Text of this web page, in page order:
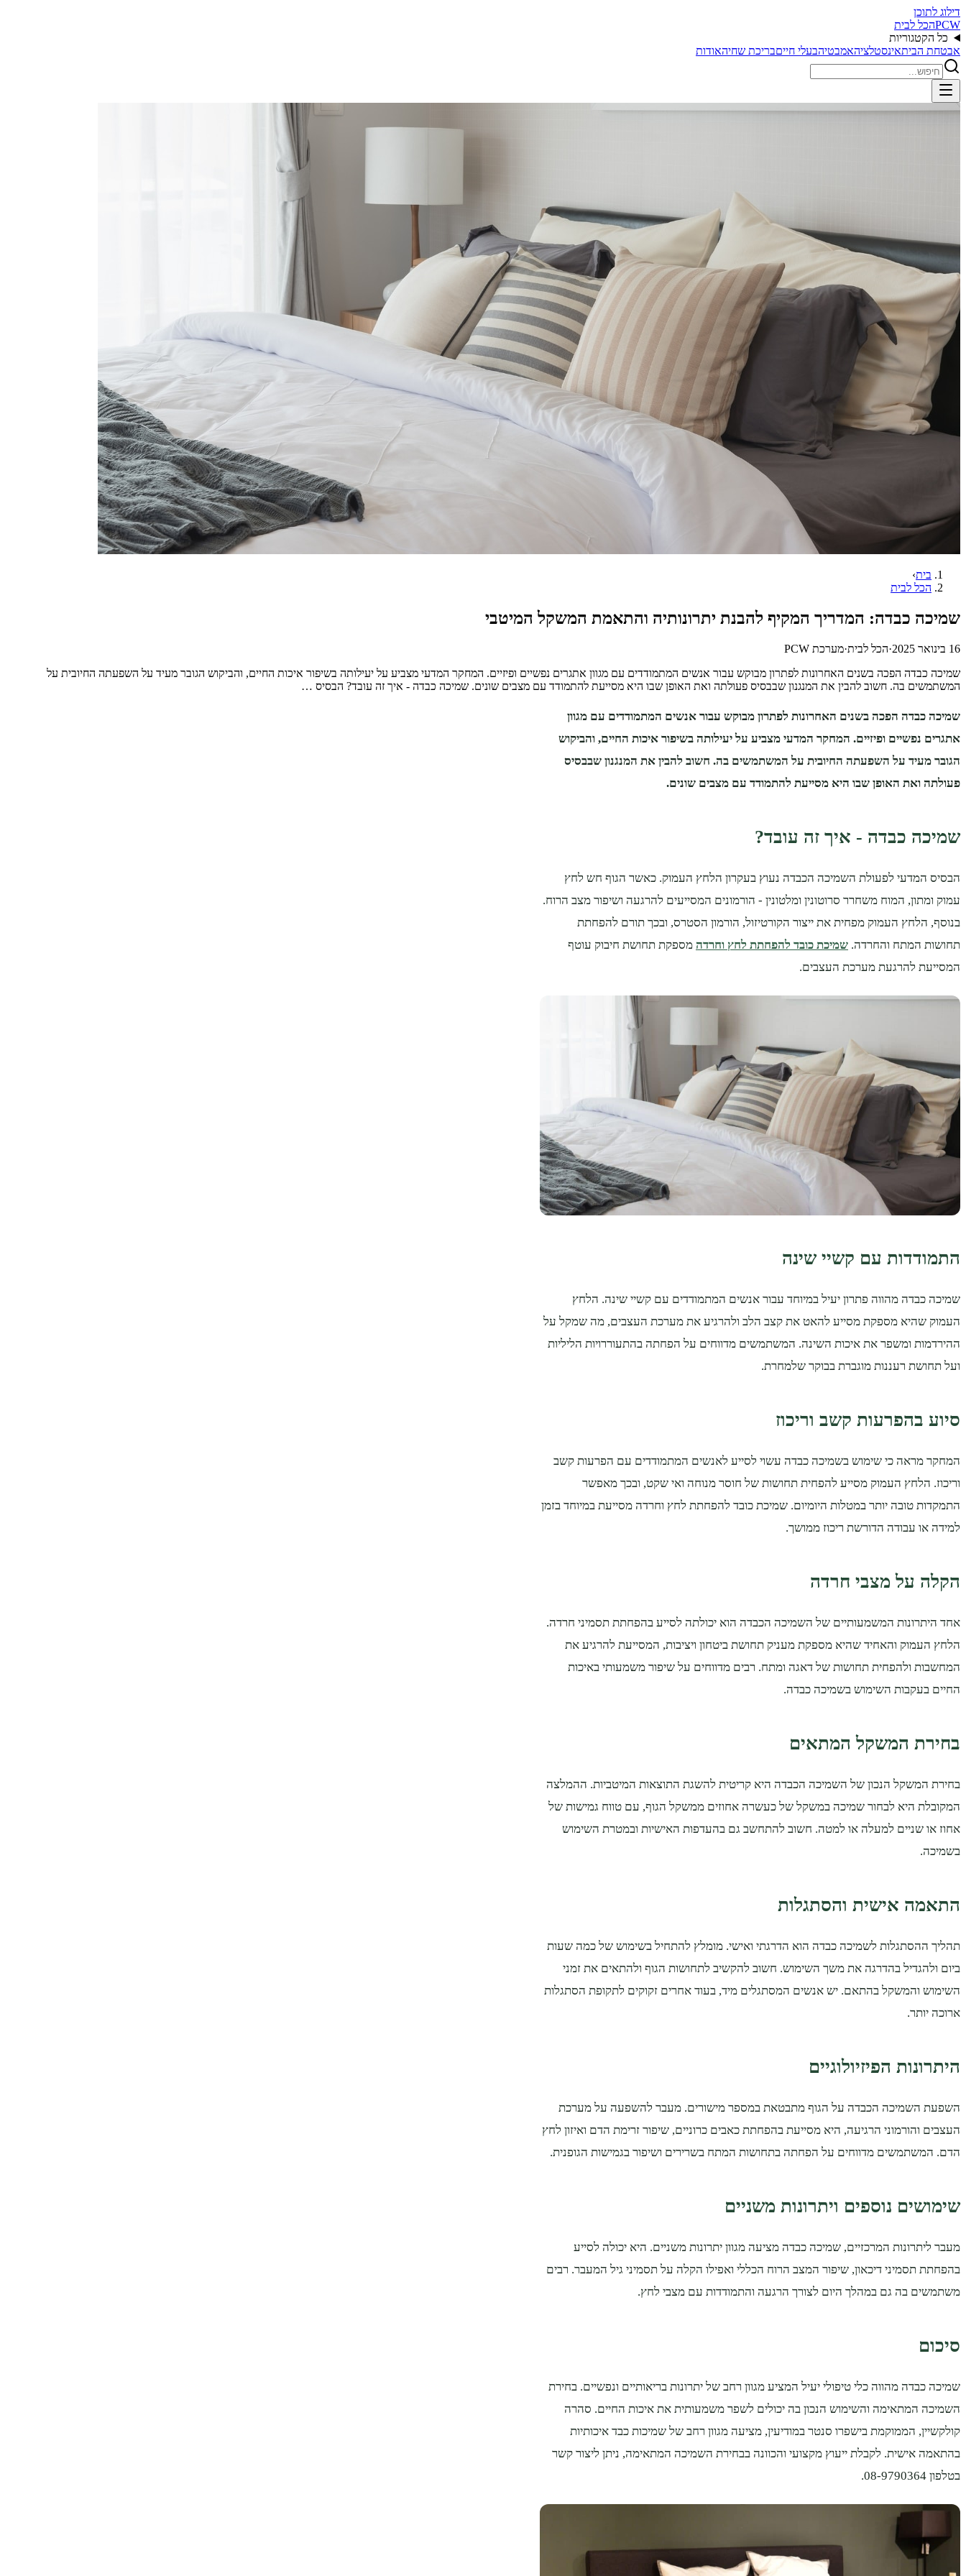
דילוג לתוכן
PCWהכל לבית
כל הקטגוריות
אבטחת הביתאינסטלציהאמבטיהבעלי חייםבריכת שחיהאודות
בית›
הכל לבית
שמיכה כבדה: המדריך המקיף להבנת יתרונותיה והתאמת המשקל המיטבי
16 בינואר 2025 ·הכל לבית·מערכת PCW
שמיכה כבדה הפכה בשנים האחרונות לפתרון מבוקש עבור אנשים המתמודדים עם מגוון אתגרים נפשיים ופיזיים. המחקר המדעי מצביע על יעילותה בשיפור איכות החיים, והביקוש הגובר מעיד על השפעתה החיובית על
המשתמשים בה. חשוב להבין את המנגנון שבבסיס פעולתה ואת האופן שבו היא מסייעת להתמודד עם מצבים שונים. שמיכה כבדה - איך זה עובד? הבסיס …
שמיכה כבדה הפכה בשנים האחרונות לפתרון מבוקש עבור אנשים המתמודדים עם מגוון
אתגרים נפשיים ופיזיים. המחקר המדעי מצביע על יעילותה בשיפור איכות החיים, והביקוש
הגובר מעיד על השפעתה החיובית על המשתמשים בה. חשוב להבין את המנגנון שבבסיס
פעולתה ואת האופן שבו היא מסייעת להתמודד עם מצבים שונים.
שמיכה כבדה - איך זה עובד?
הבסיס המדעי לפעולת השמיכה הכבדה נעוץ בעקרון הלחץ העמוק. כאשר הגוף חש לחץ
עמוק ומתון, המוח משחרר סרוטונין ומלטונין - הורמונים המסייעים להרגעה ושיפור מצב הרוח.
בנוסף, הלחץ העמוק מפחית את ייצור הקורטיזול, הורמון הסטרס, ובכך תורם להפחתת
תחושות המתח והחרדה. שמיכת כובד להפחתת לחץ וחרדה מספקת תחושת חיבוק עוטף
המסייעת להרגעת מערכת העצבים.
התמודדות עם קשיי שינה
שמיכה כבדה מהווה פתרון יעיל במיוחד עבור אנשים המתמודדים עם קשיי שינה. הלחץ
העמוק שהיא מספקת מסייע להאט את קצב הלב ולהרגיע את מערכת העצבים, מה שמקל על
ההירדמות ומשפר את איכות השינה. המשתמשים מדווחים על הפחתה בהתעוררויות הליליות
ועל תחושת רעננות מוגברת בבוקר שלמחרת.
סיוע בהפרעות קשב וריכוז
המחקר מראה כי שימוש בשמיכה כבדה עשוי לסייע לאנשים המתמודדים עם הפרעות קשב
וריכוז. הלחץ העמוק מסייע להפחית תחושות של חוסר מנוחה ואי שקט, ובכך מאפשר
התמקדות טובה יותר במטלות היומיום. שמיכת כובד להפחתת לחץ וחרדה מסייעת במיוחד בזמן
למידה או עבודה הדורשת ריכוז ממושך.
הקלה על מצבי חרדה
אחד היתרונות המשמעותיים של השמיכה הכבדה הוא יכולתה לסייע בהפחתת תסמיני חרדה.
הלחץ העמוק והאחיד שהיא מספקת מעניק תחושת ביטחון ויציבות, המסייעת להרגיע את
המחשבות ולהפחית תחושות של דאגה ומתח. רבים מדווחים על שיפור משמעותי באיכות
החיים בעקבות השימוש בשמיכה כבדה.
בחירת המשקל המתאים
בחירת המשקל הנכון של השמיכה הכבדה היא קריטית להשגת התוצאות המיטביות. ההמלצה
המקובלת היא לבחור שמיכה במשקל של כעשרה אחוזים ממשקל הגוף, עם טווח גמישות של
אחוז או שניים למעלה או למטה. חשוב להתחשב גם בהעדפות האישיות ובמטרת השימוש
בשמיכה.
התאמה אישית והסתגלות
תהליך ההסתגלות לשמיכה כבדה הוא הדרגתי ואישי. מומלץ להתחיל בשימוש של כמה שעות
ביום ולהגדיל בהדרגה את משך השימוש. חשוב להקשיב לתחושות הגוף ולהתאים את זמני
השימוש והמשקל בהתאם. יש אנשים המסתגלים מיד, בעוד אחרים זקוקים לתקופת הסתגלות
ארוכה יותר.
היתרונות הפיזיולוגיים
השפעת השמיכה הכבדה על הגוף מתבטאת במספר מישורים. מעבר להשפעה על מערכת
העצבים והורמוני הרגיעה, היא מסייעת בהפחתת כאבים כרוניים, שיפור זרימת הדם ואיזון לחץ
הדם. המשתמשים מדווחים על הפחתה בתחושות המתח בשרירים ושיפור בגמישות הגופנית.
שימושים נוספים ויתרונות משניים
מעבר ליתרונות המרכזיים, שמיכה כבדה מציעה מגוון יתרונות משניים. היא יכולה לסייע
בהפחתת תסמיני דיכאון, שיפור המצב הרוח הכללי ואפילו הקלה על תסמיני גיל המעבר. רבים
משתמשים בה גם במהלך היום לצורך הרגעה והתמודדות עם מצבי לחץ.
סיכום
שמיכה כבדה מהווה כלי טיפולי יעיל המציע מגוון רחב של יתרונות בריאותיים ונפשיים. בחירת
השמיכה המתאימה והשימוש הנכון בה יכולים לשפר משמעותית את איכות החיים. סהרה
קולקשיין, הממוקמת בישפרו סנטר במודיעין, מציעה מגוון רחב של שמיכות כבד איכותיות
בהתאמה אישית. לקבלת ייעוץ מקצועי והכוונה בבחירת השמיכה המתאימה, ניתן ליצור קשר
בטלפון 08-9790364.